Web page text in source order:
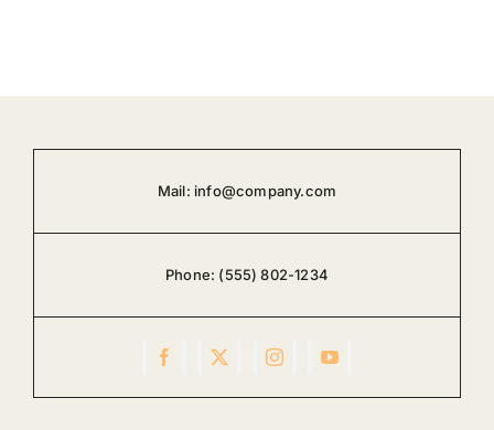
Mail: info@company.com
Phone: (555) 802-1234